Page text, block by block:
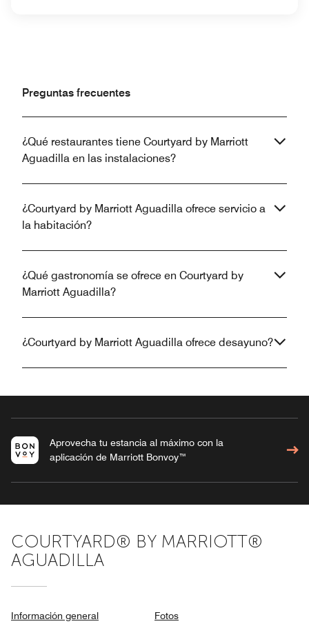
Preguntas frecuentes
¿Qué restaurantes tiene Courtyard by Marriott
Aguadilla en las instalaciones?
¿Courtyard by Marriott Aguadilla ofrece servicio a
la habitación?
¿Qué gastronomía se ofrece en Courtyard by
Marriott Aguadilla?
¿Courtyard by Marriott Aguadilla ofrece desayuno?
Aprovecha tu estancia al máximo con la
aplicación de Marriott Bonvoy™
COURTYARD® BY MARRIOTT®
AGUADILLA
Información general Fotos